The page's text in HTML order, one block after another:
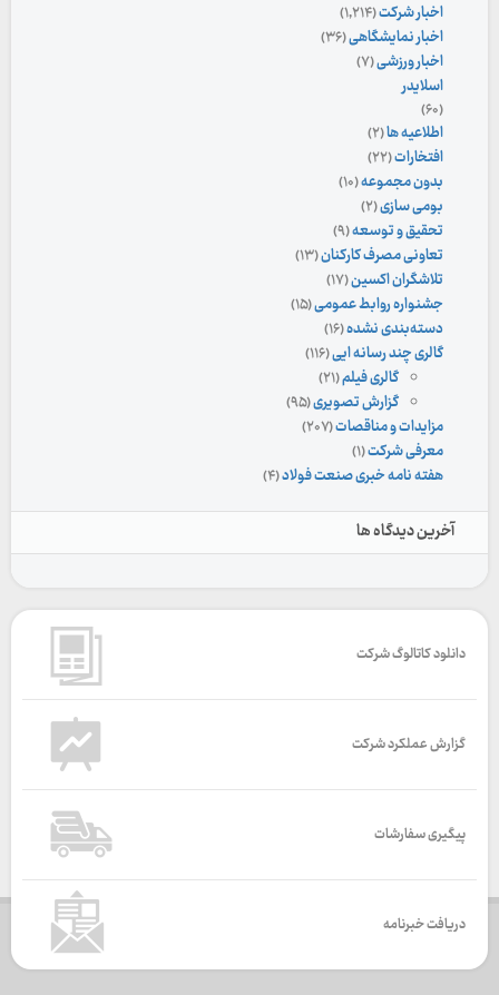
اخبار شرکت(۱,۲۱۴)
اخبار نمایشگاهی(۳۶)
اخبار ورزشی(۷)
اسلایدر
(۶۰)
اطلاعیه ها(۲)
افتخارات(۲۲)
بدون مجموعه(۱۰)
بومی سازی(۲)
تحقیق و توسعه(۹)
تعاونی مصرف کارکنان(۱۳)
تلاشگران اکسین(۱۷)
جشنواره روابط عمومی(۱۵)
دسته‌بندی نشده(۱۶)
گالری چند رسانه ایی(۱۱۶)
گالری فیلم(۲۱)
گزارش تصویری(۹۵)
مزایدات و مناقصات(۲۰۷)
معرفی شرکت(۱)
هفته نامه خبری صنعت فولاد(۴)
آخرین دیدگاه ها
دانلود کاتالوگ شرکت
گزارش عملکرد شرکت
پیگیری سفارشات
دریافت خبرنامه